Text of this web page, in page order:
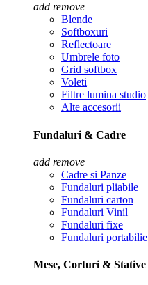
add remove
Blende
Softboxuri
Reflectoare
Umbrele foto
Grid softbox
Voleti
Filtre lumina studio
Alte accesorii
Fundaluri & Cadre
add remove
Cadre si Panze
Fundaluri pliabile
Fundaluri carton
Fundaluri Vinil
Fundaluri fixe
Fundaluri portabilie
Mese, Corturi & Stative